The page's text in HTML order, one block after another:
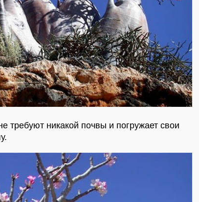
требуют никакой почвы и погружает свои